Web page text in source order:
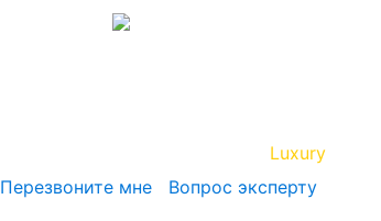
Luxury
Перезвоните мне
Вопрос эксперту